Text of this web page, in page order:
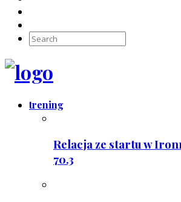
trening
Relacja ze startu w
70.3